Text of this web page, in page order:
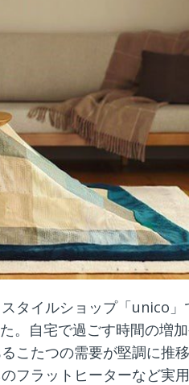
タイルショップ「unico」
。自宅で過ごす時間の増
こたつの需要が堅調に推
フラットヒーターなど実